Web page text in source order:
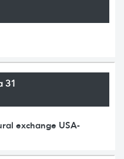
31
exchange USA-